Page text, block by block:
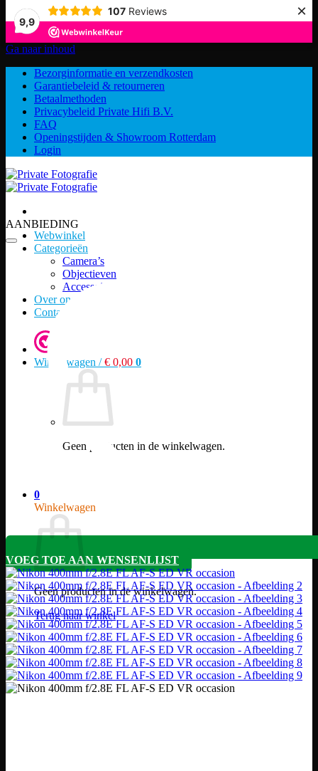
9,9
107 Reviews ×
Ga naar inhoud
Bezorginformatie en verzendkosten
Garantiebeleid & retourneren
Betaalmethoden
Privacybeleid Private Hifi B.V.
FAQ
Openingstijden & Showroom Rotterdam
Login
Webwinkel
Categorieën
Camera’s
Objectieven
Accessoires
Over ons
Contact
Winkelwagen /€ 0,00 0
Geen producten in de winkelwagen.
0
Winkelwagen
Geen producten in de winkelwagen.
Terug naar winkel
AANBIEDING
VOEG TOE AAN WENSENLIJST